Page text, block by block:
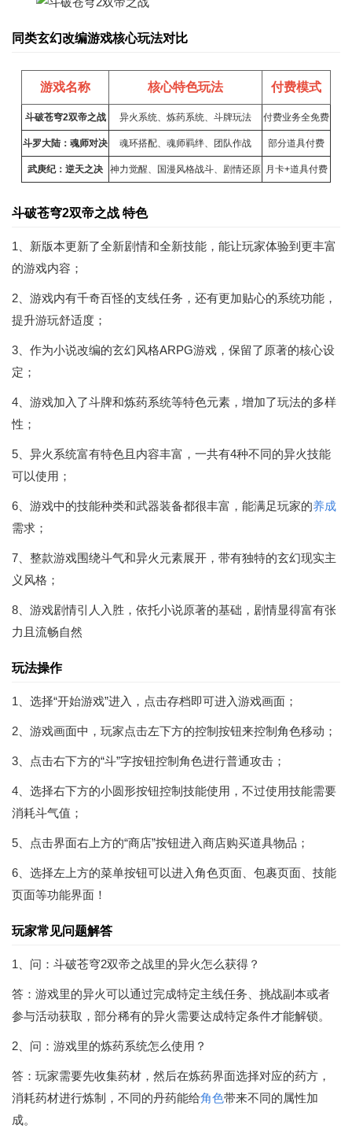
同类玄幻改编游戏核心玩法对比
游戏名称 核心特色玩法 付费模式
斗破苍穹2双帝之战 异火系统、炼药系统、斗牌玩法 付费业务全免费
斗罗大陆：魂师对决 魂环搭配、魂师羁绊、团队作战 部分道具付费
武庚纪：逆天之决 神力觉醒、国漫风格战斗、剧情还原 月卡+道具付费
斗破苍穹2双帝之战 特色
1、新版本更新了全新剧情和全新技能，能让玩家体验到更丰富
的游戏内容；
2、游戏内有千奇百怪的支线任务，还有更加贴心的系统功能，
提升游玩舒适度；
3、作为小说改编的玄幻风格ARPG游戏，保留了原著的核心设
定；
4、游戏加入了斗牌和炼药系统等特色元素，增加了玩法的多样
性；
5、异火系统富有特色且内容丰富，一共有4种不同的异火技能
可以使用；
6、游戏中的技能种类和武器装备都很丰富，能满足玩家的养成
需求；
7、整款游戏围绕斗气和异火元素展开，带有独特的玄幻现实主
义风格；
8、游戏剧情引人入胜，依托小说原著的基础，剧情显得富有张
力且流畅自然
玩法操作
1、选择“开始游戏”进入，点击存档即可进入游戏画面；
2、游戏画面中，玩家点击左下方的控制按钮来控制角色移动；
3、点击右下方的“斗”字按钮控制角色进行普通攻击；
4、选择右下方的小圆形按钮控制技能使用，不过使用技能需要
消耗斗气值；
5、点击界面右上方的“商店”按钮进入商店购买道具物品；
6、选择左上方的菜单按钮可以进入角色页面、包裹页面、技能
页面等功能界面！
玩家常见问题解答
1、问：斗破苍穹2双帝之战里的异火怎么获得？
答：游戏里的异火可以通过完成特定主线任务、挑战副本或者
参与活动获取，部分稀有的异火需要达成特定条件才能解锁。
2、问：游戏里的炼药系统怎么使用？
答：玩家需要先收集药材，然后在炼药界面选择对应的药方，
消耗药材进行炼制，不同的丹药能给角色带来不同的属性加
成。